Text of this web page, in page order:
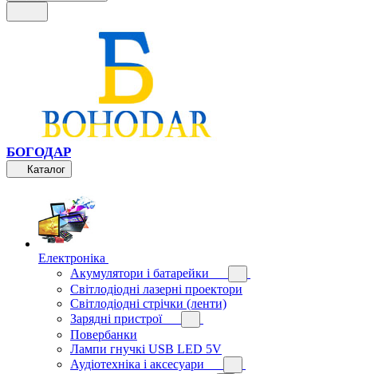
БОГОДАР
Каталог
Електроніка
Акумулятори і батарейки
Світлодіодні лазерні проектори
Світлодіодні стрічки (ленти)
Зарядні пристрої
Повербанки
Лампи гнучкі USB LED 5V
Аудіотехніка і аксесуари